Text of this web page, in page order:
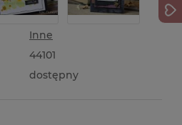
Inne
44101
dostępny